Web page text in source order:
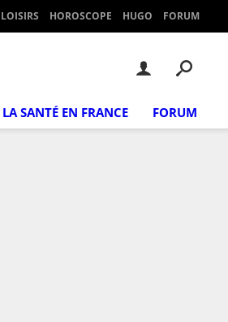
LOISIRS HOROSCOPE HUGO FORUM
LA SANTÉ EN FRANCE FORUM